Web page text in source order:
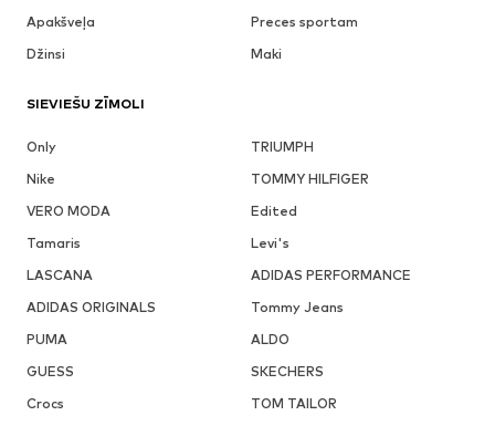
Apakšveļa
Preces sportam
Džinsi
Maki
SIEVIEŠU ZĪMOLI
Only
TRIUMPH
Nike
TOMMY HILFIGER
VERO MODA
Edited
Tamaris
Levi's
LASCANA
ADIDAS PERFORMANCE
ADIDAS ORIGINALS
Tommy Jeans
PUMA
ALDO
GUESS
SKECHERS
Crocs
TOM TAILOR